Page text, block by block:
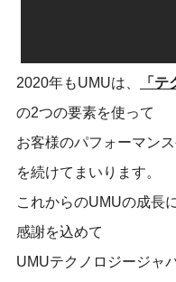
2020年もUMUは、 「
の2つの要素を使って
お客様のパフォーマン
を続けてまいります。
これからのUMUの成長
感謝を込めて
UMUテクノロジージャ